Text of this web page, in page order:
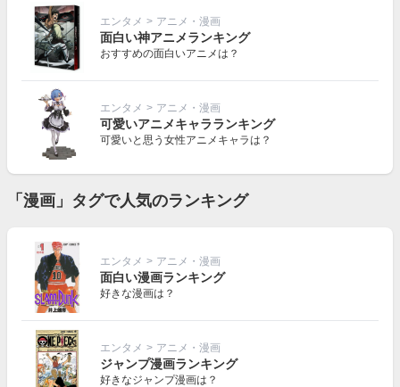
エンタメ > アニメ・漫画
面白い神アニメランキング
おすすめの面白いアニメは？
エンタメ > アニメ・漫画
可愛いアニメキャラランキング
可愛いと思う女性アニメキャラは？
「漫画」タグで人気のランキング
エンタメ > アニメ・漫画
面白い漫画ランキング
好きな漫画は？
エンタメ > アニメ・漫画
ジャンプ漫画ランキング
好きなジャンプ漫画は？